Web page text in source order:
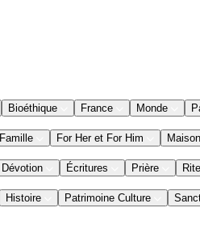
Bioéthique France Monde
Famille For Her et For Him Maison
Dévotion Écritures Prière
Histoire Patrimoine Culture